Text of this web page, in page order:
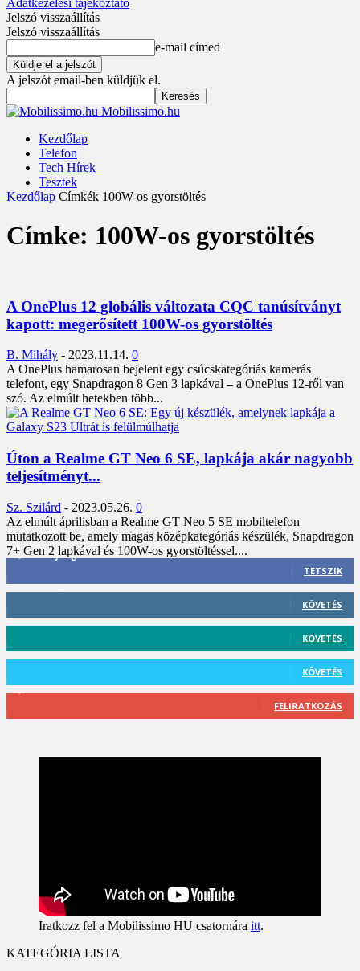
Adatkezelési tájékoztató
Jelszó visszaállítás
Jelszó visszaállítás
e-mail címed
A jelszót email-ben küldjük el.
Mobilissimo.hu
Kezdőlap
Telefon
Tech Hírek
Tesztek
Kezdőlap Címkék 100W-os gyorstöltés
Címke: 100W-os gyorstöltés
A OnePlus 12 globális változata CQC tanúsítványt
kapott: megerősített 100W-os gyorstöltés
B. Mihály - 2023.11.14. 0
A OnePlus hamarosan bejelent egy csúcskategóriás kamerás
telefont, egy Snapdragon 8 Gen 3 lapkával – a OnePlus 12-ről van
szó. Az elmúlt hetekben több...
Úton a Realme GT Neo 6 SE, lapkája akár nagyobb
teljesítményt...
Sz. Szilárd - 2023.05.26. 0
Az elmúlt áprilisban a Realme GT Neo 5 SE mobiltelefon
mutatkozott be, amely magas középkategóriás készülék, Snapdragon
7+ Gen 2 lapkával és 100W-os gyorstöltéssel....
3,452 Rajongók
TETSZIK
KÖVETÉS
KÖVETÉS
KÖVETÉS
FELIRATKOZÁS
Iratkozz fel a Mobilissimo HU csatornára itt.
KATEGÓRIA LISTA